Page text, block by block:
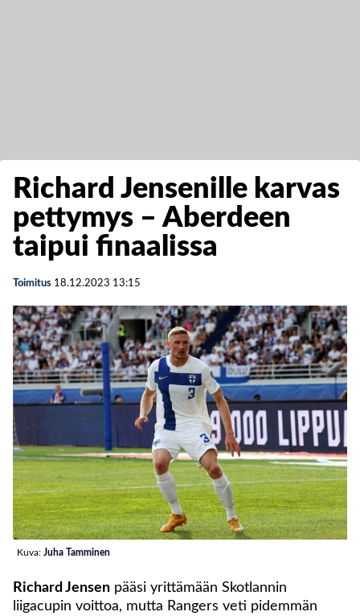
Richard Jensenille karvas
pettymys – Aberdeen
taipui finaalissa
Toimitus 18.12.2023 13:15
Kuva: Juha Tamminen
Richard Jensen pääsi yrittämään Skotlannin
liigacupin voittoa, mutta Rangers veti pidemmän